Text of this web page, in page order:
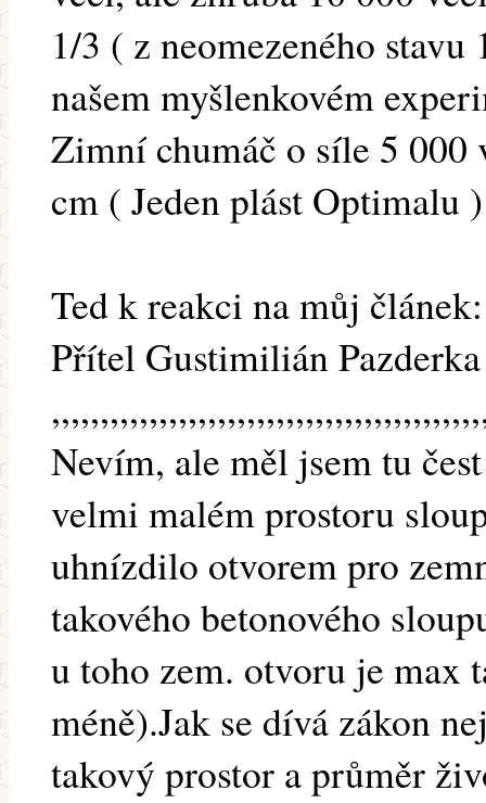
1/3 ( z neomezeného
našem myšlenkovém
Zimní chumáč o síle 5 000
cm ( Jeden plást Optimalu )
Ted k reakci na můj článek:
Přítel Gustimilián
Nevím, ale měl jsem tu
velmi malém prostoru
uhnízdilo otvorem pro
takového betonového
u toho zem. otvoru je max
méně).Jak se dívá zákon
takový prostor a průměr